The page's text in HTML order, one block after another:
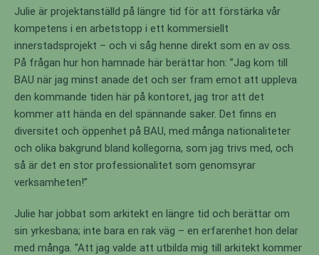
Julie är projektanställd på längre tid för att förstärka vår
kompetens i en arbetstopp i ett kommersiellt
innerstadsprojekt – och vi såg henne direkt som en av oss.
På frågan hur hon hamnade här berättar hon: ”Jag kom till
BAU när jag minst anade det och ser fram emot att uppleva
den kommande tiden här på kontoret, jag tror att det
kommer att hända en del spännande saker. Det finns en
diversitet och öppenhet på BAU, med många nationaliteter
och olika bakgrund bland kollegorna, som jag trivs med, och
så är det en stor professionalitet som genomsyrar
verksamheten!”
Julie har jobbat som arkitekt en längre tid och berättar om
sin yrkesbana; inte bara en rak väg – en erfarenhet hon delar
med många. ”Att jag valde att utbilda mig till arkitekt kommer